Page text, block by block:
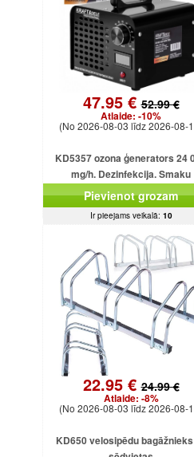
47.95 €52.99 €
Atlaide: -10%
(No 2026-08-03 līdz 2026-08-
KD5357 ozona ģenerators 24
mg/h. Dezinfekcija. Smaku
likvidēšana. Ozonizators
birojam.
Pievienot grozam
Ir pieejams veikalā: 10
22.95 €24.99 €
Atlaide: -8%
(No 2026-08-03 līdz 2026-08-
KD650 velosipēdu